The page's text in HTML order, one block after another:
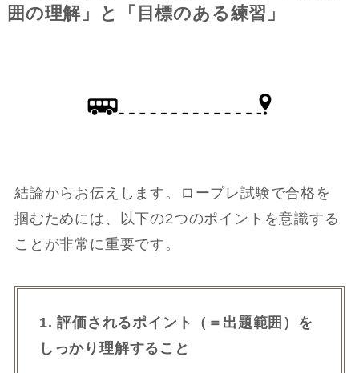
囲の理解」と「目標のある練習」
結論からお伝えします。ロープレ試験で合格を
掴むためには、以下の2つのポイントを意識する
ことが非常に重要です。
1. 評価されるポイント（＝出題範囲）を
しっかり理解すること